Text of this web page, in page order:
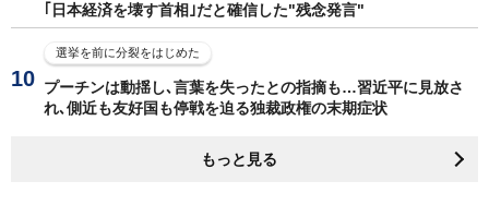
｢日本経済を壊す首相｣だと確信した"残念発言"
選挙を前に分裂をはじめた
プーチンは動揺し､言葉を失ったとの指摘も…習近平に見放さ
れ､側近も友好国も停戦を迫る独裁政権の末期症状
もっと見る